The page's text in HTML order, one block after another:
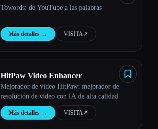
Towords: de YouTube a las palabras
Más detalles → VISITA↗︎
HitPaw Video Enhancer
Mejorador de vídeo HitPaw: mejorador de
resolución de vídeo con IA de alta calidad
Más detalles → VISITA↗︎